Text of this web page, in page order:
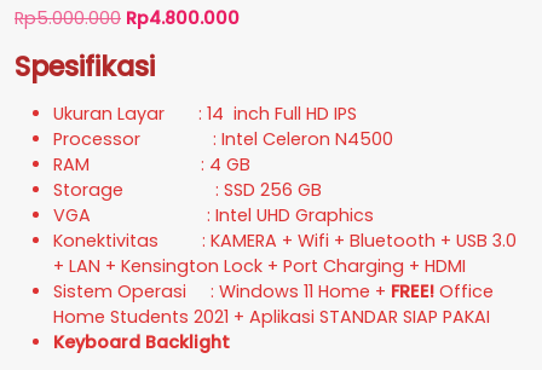
Rp5.000.000 Harga
adalah:
Rp4.800.000Harga
Rp4.800.000.
Spesifikasi
Ukuran Layar : 14 inch Full HD IPS
Processor : Intel Celeron N4500
RAM : 4 GB
Storage : SSD 256 GB
VGA : Intel UHD Graphics
Konektivitas : KAMERA + Wifi + Bluetooth + USB 3.0
+ LAN + Kensington Lock + Port Charging + HDMI
Sistem Operasi : Windows 11 Home + FREE! Office
Home Students 2021 + Aplikasi STANDAR SIAP PAKAI
Keyboard Backlight